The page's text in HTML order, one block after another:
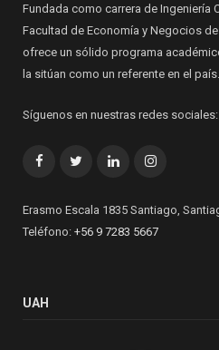
Fundada como carrera de Ingeniería
Facultad de Economía y Negocios
ofrece un sólido programa
la sitúan como un referente en el país.
Síguenos en nuestras redes sociales:
FacebookTwitterLinkedInInstagram
Erasmo Escala 1835 Santiago,
Teléfono: +56 9 7283 5667
UAH